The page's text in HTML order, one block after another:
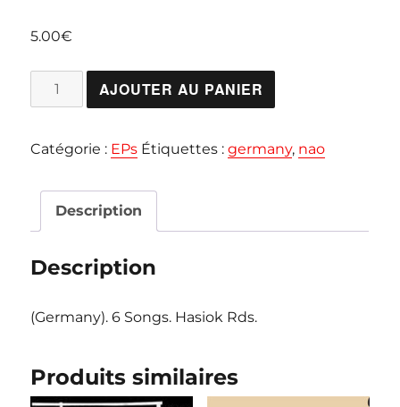
5.00€
quantité
de
"s/t"
AJOUTER AU PANIER
Catégorie : EPs Étiquettes :germany, nao
Description
Description
(Germany). 6 Songs. Hasiok Rds.
Produits similaires